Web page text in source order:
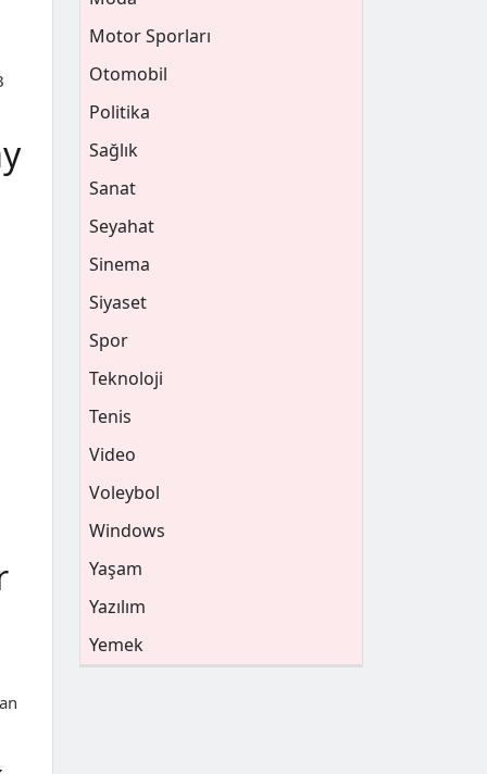
Motor Sporları
Otomobil
Politika
Sağlık
Sanat
Seyahat
Sinema
Siyaset
Spor
Teknoloji
Tenis
Video
Voleybol
Windows
Yaşam
Yazılım
Yemek